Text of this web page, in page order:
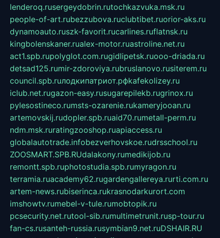
lenderoq.rusergeydobrin.rutochkazvuka.msk.ru
people-of-art.rubezzubova.ruclubtibet.ruorior-aks.ru
dynamoauto.ruszk-favorit.rucarlines.ruflatnsk.ru
kingbolenskaner.rualex-motor.ruastroline.net.ru
act1.spb.rupolyglot.com.rugidlipetsk.ruooo-driada.ru
detsad125.rumir-zdoroviya.rubruslanovo.rusiterem.ru
council.spb.ruлодкипатриот.рфkafekolizey.ru
iclub.net.rugazon-easy.rusugarepilekb.rugrinox.ru
pylesostineco.rumsts-ozarenie.rukameryjooan.ru
artemovskij.rudopler.spb.ruaid70.rumetall-perm.ru
ndm.msk.ruratingzooshop.ruapiaccess.ru
globalautotrade.infobezverhovskoe.rudrsschool.ru
ZOOSMART.SPB.RUdalakony.rumedikijob.ru
remontt.spb.ruphotostudia.spb.rumyragon.ru
terramia.ruacademy62.rugardengallereya.rurti.com.ru
artem-news.rubiserinca.rukrasnodarkurort.com
imshowtv.rumebel-v-tule.rumobtopik.ru
pcsecurity.net.rutool-sib.rumultimetrunit.rusp-tour.ru
fan-cs.rusanteh-russia.rusymbian9.net.ruDSHAIR.RU